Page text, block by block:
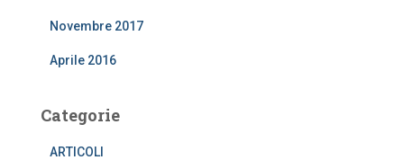
Novembre 2017
Aprile 2016
Categorie
ARTICOLI